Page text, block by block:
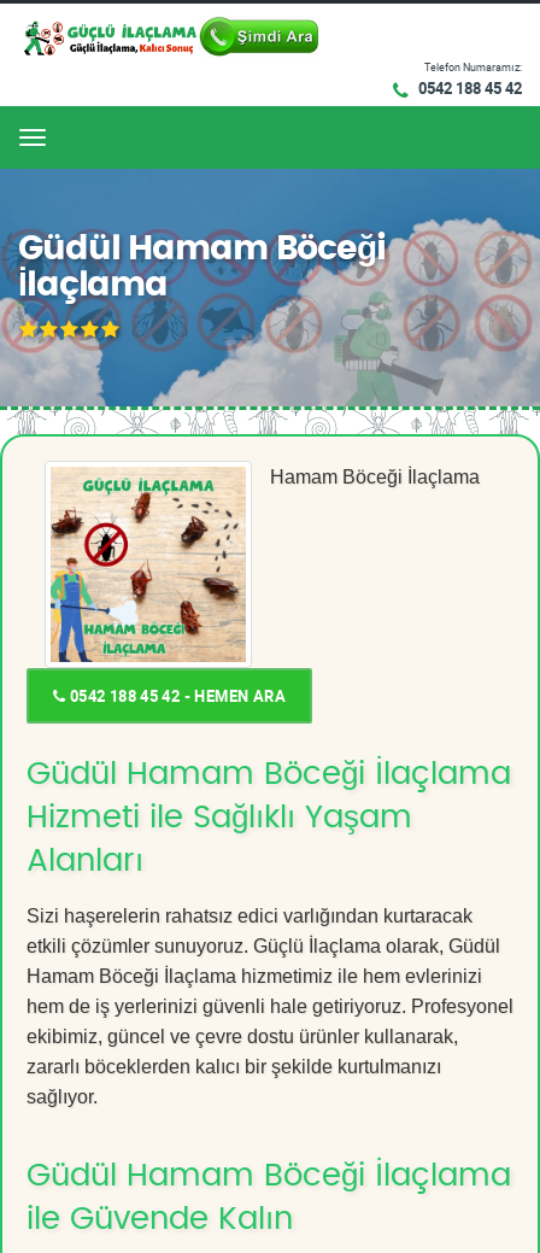
Telefon Numaramız:
0542 188 45 42
Menu
Güdül Hamam Böceği
İlaçlama
Hamam Böceği İlaçlama
0542 188 45 42 - HEMEN ARA
Güdül Hamam Böceği İlaçlama
Hizmeti ile Sağlıklı Yaşam
Alanları
Sizi haşerelerin rahatsız edici varlığından kurtaracak
etkili çözümler sunuyoruz. Güçlü İlaçlama olarak, Güdül
Hamam Böceği İlaçlama hizmetimiz ile hem evlerinizi
hem de iş yerlerinizi güvenli hale getiriyoruz. Profesyonel
ekibimiz, güncel ve çevre dostu ürünler kullanarak,
zararlı böceklerden kalıcı bir şekilde kurtulmanızı
sağlıyor.
Güdül Hamam Böceği İlaçlama
ile Güvende Kalın